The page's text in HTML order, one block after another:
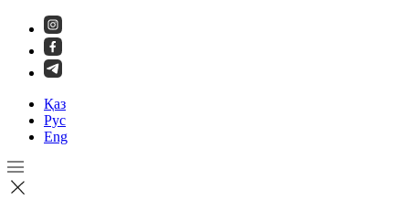
Қаз
Рус
Eng